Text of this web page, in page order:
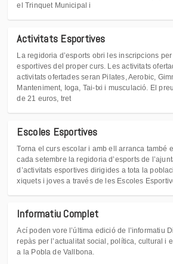
el Trinquet Municipal i
Activitats Esportives
La regidoria d’esports obri les inscripcions
esportives del proper curs. Les activitats
activitats ofertades seran Pilates, Aerobic,
Manteniment, Ioga, Tai-txi i musculació. El
de 21 euros, tret
Escoles Esportives
Torna el curs escolar i amb ell arranca també
cada setembre la regidoria d’esports de
d’activitats esportives dirigides a tota la
xiquets i joves a través de les Escoles
Informatiu Complet
Ací poden vore l’última edició de l’informatiu
repàs per l’actualitat social, política, cultural i
a la Pobla de Vallbona.